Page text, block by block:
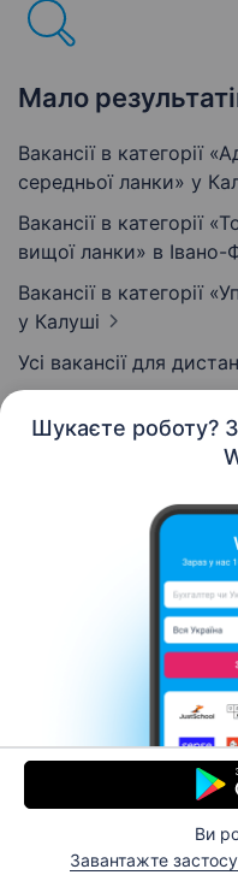
Шукаєте роботу?
Ви
Завантажте
Мало
Вакансії в категорії
середньої ланки» у
Вакансії в категорії
вищої ланки» в Івано-
Вакансії в категорії
у Калуші
Усі вакансії для
Контакти
© 2006–2026